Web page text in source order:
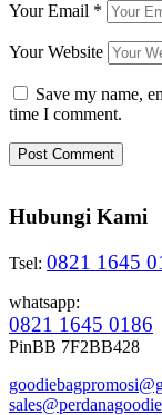
Your Email *
Your Website
Save my name,
time I comment.
Hubungi Kami
Tsel: 0821 1645
whatsapp:
0821 1645 0186
PinBB 7F2BB428